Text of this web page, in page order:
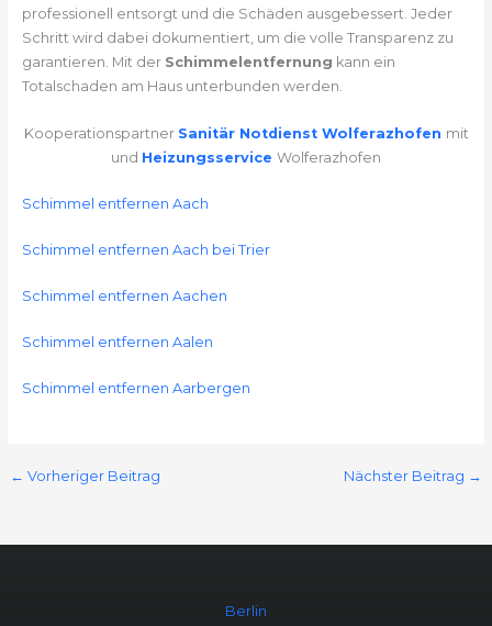
professionell entsorgt und die Schäden ausgebessert. Jeder
Schritt wird dabei dokumentiert, um die volle Transparenz zu
garantieren. Mit der Schimmelentfernung kann ein
Totalschaden am Haus unterbunden werden.
Kooperationspartner Sanitär Notdienst Wolferazhofen mit
und Heizungsservice Wolferazhofen
Schimmel entfernen Aach
Schimmel entfernen Aach bei Trier
Schimmel entfernen Aachen
Schimmel entfernen Aalen
Schimmel entfernen Aarbergen
← Vorheriger Beitrag Nächster Beitrag →
Berlin